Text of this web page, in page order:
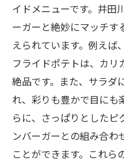
食べ歩きの醍醐味
ーの魅力
駅から徒歩圏
手軽に楽しめ
食べ歩きに最適
ハンバーガー
観光客にも人
地元住民がお
イドメニューです。井田
ーガーと絶妙にマッチす
えられています。例えば
フライドポテトは、カリ
絶品です。また、サラダ
れ、彩りも豊かで目にも
らに、さっぱりとしたピ
ンバーガーとの組み合わ
ことができます。これら